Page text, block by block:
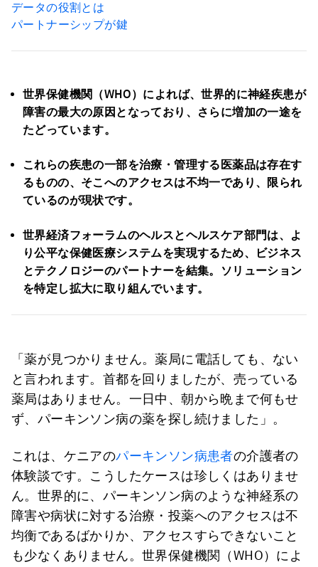
世界保健機関（WHO）によれば、世界的に神経疾患が
障害の最大の原因となっており、さらに増加の一途を
たどっています。
これらの疾患の一部を治療・管理する医薬品は存在す
るものの、そこへのアクセスは不均一であり、限られ
ているのが現状です。
世界経済フォーラムのヘルスとヘルスケア部門は、よ
り公平な保健医療システムを実現するため、ビジネス
とテクノロジーのパートナーを結集。ソリューション
を特定し拡大に取り組んでいます。
「薬が見つかりません。薬局に電話しても、ない
と言われます。首都を回りましたが、売っている
薬局はありません。一日中、朝から晩まで何もせ
ず、パーキンソン病の薬を探し続けました」。
これは、ケニアのパーキンソン病患者の介護者の
体験談です。こうしたケースは珍しくはありませ
ん。世界的に、パーキンソン病のような神経系の
障害や病状に対する治療・投薬へのアクセスは不
均衡であるばかりか、アクセスすらできないこと
も少なくありません。世界保健機関（WHO）によ
データの役割とは
パートナーシップが鍵